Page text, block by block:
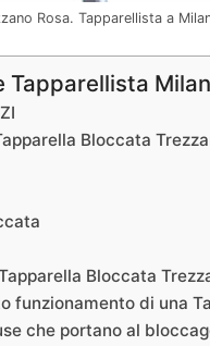
Rosa. Tapparellista a
Tapparellista
Bloccata
Bloccata
funzionamento di una
che portano al